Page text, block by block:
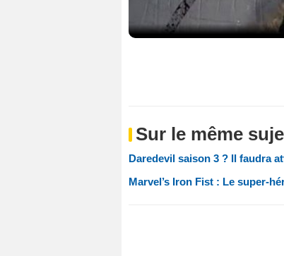
Sur le même
Daredevil saison 3 ? Il faudra
Marvel’s Iron Fist : Le super-